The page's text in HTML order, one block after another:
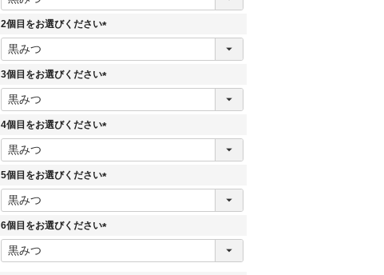
須
2個目をお選びください
(
須
3個目をお選びください
(
須
4個目をお選びください
(
須
5個目をお選びください
(
須
6個目をお選びください
(